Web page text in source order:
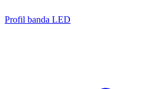
Profil banda LED